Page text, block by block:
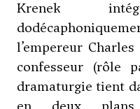
Krenek
l’empereur
confesseur (rôle
dramaturgie tient